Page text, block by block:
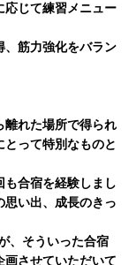
応じて練習メニュー
、筋力強化をバラン
離れた場所で得られ
って特別なものと
合宿を経験しまし
い出、成長のきっ
、そういった合宿
させていただいて